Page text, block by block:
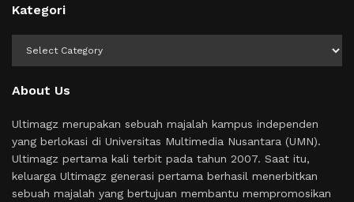
Kategori
About Us
Ultimagz merupakan sebuah majalah kampus independen
yang berlokasi di Universitas Multimedia Nusantara (UMN).
Ultimagz pertama kali terbit pada tahun 2007. Saat itu,
keluarga Ultimagz generasi pertama berhasil menerbitkan
sebuah majalah yang bertujuan membantu mempromosikan